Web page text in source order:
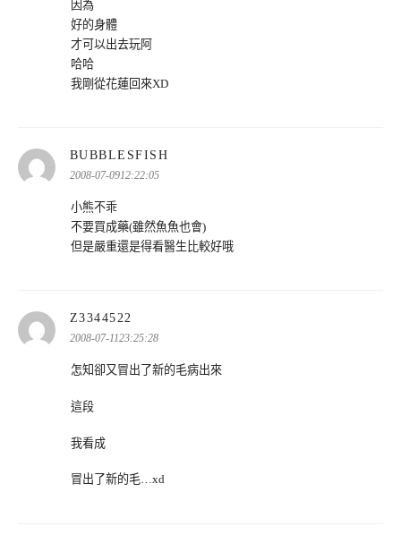
因為
好的身體
才可以出去玩阿
哈哈
我剛從花蓮回來XD
BUBBLESFISH
2008-07-0912:22:05
小熊不乖
不要買成藥(雖然魚魚也會)
但是嚴重還是得看醫生比較好哦
Z3344522
示:
2008-07-1123:25:28
怎知卻又冒出了新的毛病出來
這段
我看成
冒出了新的毛…xd